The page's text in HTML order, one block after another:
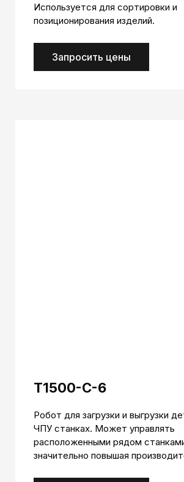
Используется для сортировки и
позиционирования изделий.
Запросить цены
T1500-C-6
Робот для загрузки и выгрузки
ЧПУ станках. Может управлять
расположенными рядом
значительно повышая